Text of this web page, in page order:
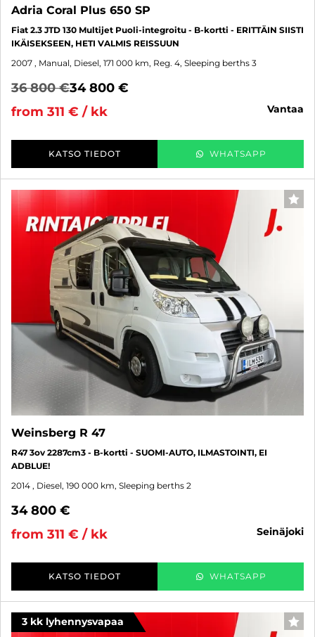
Adria Coral Plus 650 SP
Fiat 2.3 JTD 130 Multijet Puoli-integroitu - B-kortti - ERITTÄIN SIISTI
IKÄISEKSEEN, HETI VALMIS REISSUUN
2007 , Manual, Diesel, 171 000 km, Reg. 4, Sleeping berths 3
36 800 €34 800 €
from 311 € / kk
vantaa
KATSO TIEDOT WHATSAPP
Weinsberg R 47
R47 3ov 2287cm3 - B-kortti - SUOMI-AUTO, ILMASTOINTI, EI
ADBLUE!
2014 , Diesel, 190 000 km, Sleeping berths 2
34 800 €
from 311 € / kk
seinäjoki
KATSO TIEDOT WHATSAPP
3 kk lyhennysvapaa